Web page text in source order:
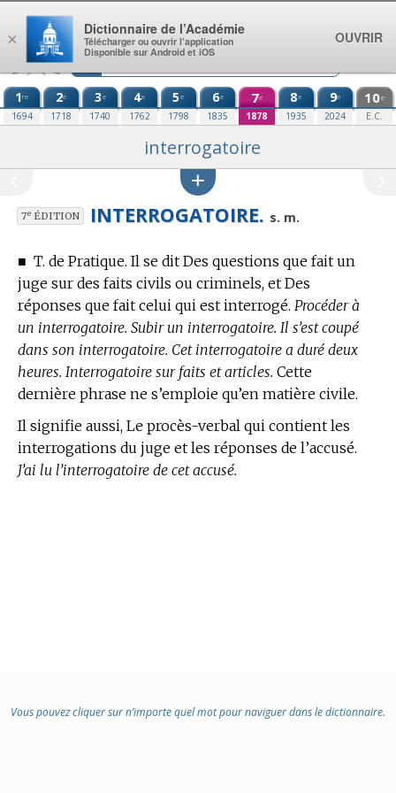
Aller au contenu
1re
1694
2e
1718
3e
1740
4e
1762
5e
1798
6e
1835
7e
1878
8e
1935
9e
2024
10e
E.C.
interrogatoire
7eÉDITION INTERROGATOIRE. s. m.
■ T. de Pratique. Il se dit Des questions que fait un
juge sur des faits civils ou criminels, et Des
réponses que fait celui qui est interrogé. Procéder à
un interrogatoire. Subir un interrogatoire. Il s’est coupé
dans son interrogatoire. Cet interrogatoire a duré deux
heures. Interrogatoire sur faits et articles. Cette
dernière phrase ne s’emploie qu’en matière civile.
Il signifie aussi, Le procès-verbal qui contient les
interrogations du juge et les réponses de l’accusé.
J’ai lu l’interrogatoire de cet accusé.
Vous pouvez cliquer sur n’importe quel mot pour naviguer dans le dictionnaire.
×
Dictionnaire de l’Académie
Télécharger ou ouvrir l’application
Disponible sur Android et iOS
OUVRIR